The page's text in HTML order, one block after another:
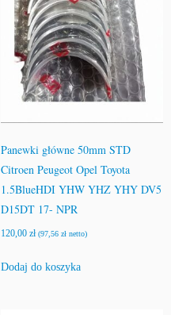
Panewki główne 50mm STD
Citroen Peugeot Opel Toyota
1.5BlueHDI YHW YHZ YHY DV5
D15DT 17- NPR
120,00 zł (97,56 złnetto)
Dodaj do koszyka